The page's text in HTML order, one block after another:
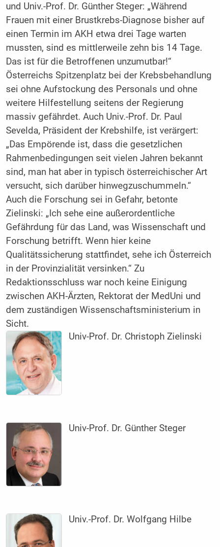
und Univ.-Prof. Dr. Günther Steger: „Während
Frauen mit einer Brustkrebs-Diagnose bisher auf
einen Termin im AKH etwa drei Tage warten
mussten, sind es mittlerweile zehn bis 14 Tage.
Das ist für die Betroffenen unzumutbar!“
Österreichs Spitzenplatz bei der Krebsbehandlung
sei ohne Aufstockung des Personals und ohne
weitere Hilfestellung seitens der Regierung
massiv gefährdet. Auch Univ.-Prof. Dr. Paul
Sevelda, Präsident der Krebshilfe, ist verärgert:
„Das Empörende ist, dass die gesetzlichen
Rahmenbedingungen seit vielen Jahren bekannt
sind, man hat aber in typisch österreichischer Art
versucht, sich darüber hinwegzuschummeln.“
Auch die Forschung sei in Gefahr, betonte
Zielinski: „Ich sehe eine außerordentliche
Gefährdung für das Land, was Wissenschaft und
Forschung betrifft. Wenn hier keine
Qualitätssicherung stattfindet, sehe ich Österreich
in der Provinzialität versinken.“ Zu
Redaktionsschluss war noch keine Einigung
zwischen AKH-Ärzten, Rektorat der MedUni und
dem zuständigen Wissenschaftsministerium in
Sicht.
Univ-Prof. Dr. Christoph Zielinski
Univ-Prof. Dr. Günther Steger
Univ.-Prof. Dr. Wolfgang Hilbe